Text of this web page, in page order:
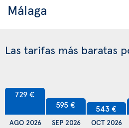
Málaga
Las tarifas más baratas
729 €
AGO 2026
595 €
SEP 2026
543 €
OCT 2026